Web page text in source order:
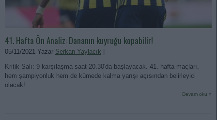
41. Hafta Ön Analiz: Dananın kuyruğu kopabilir!
05/11/2021 Yazar Serkan Yaylacık
Kritik Salı: 9 karşılaşma saat 20.30'da başlayacak. 41. hafta maçları,
hem şampiyonluk hem de kümede kalma yarışı açısından belirleyici
olacak!
Devam oku »